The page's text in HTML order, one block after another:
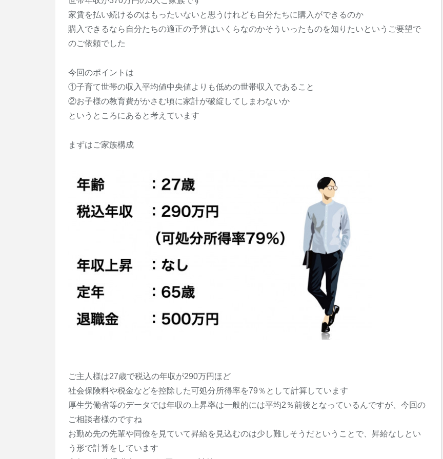
家賃を払い続けるのはもったいないと思うけれども自分たちに購入ができるのか
購入できるなら自分たちの適正の予算はいくらなのかそういったものを知りたいというご要望で
のご依頼でした
今回のポイントは
①子育て世帯の収入平均値中央値よりも低めの世帯収入であること
②お子様の教育費がかさむ頃に家計が破綻してしまわないか
というところにあると考えています
まずはご家族構成
ご主人様は27歳で税込の年収が290万円ほど
社会保険料や税金などを控除した可処分所得率を79％として計算しています
厚生労働省等のデータでは年収の上昇率は一般的には平均2％前後となっているんですが、今回の
ご相談者様のですね
お勤め先の先輩や同僚を見ていて昇給を見込むのは少し難しそうだということで、昇給なしとい
う形で計算をしています